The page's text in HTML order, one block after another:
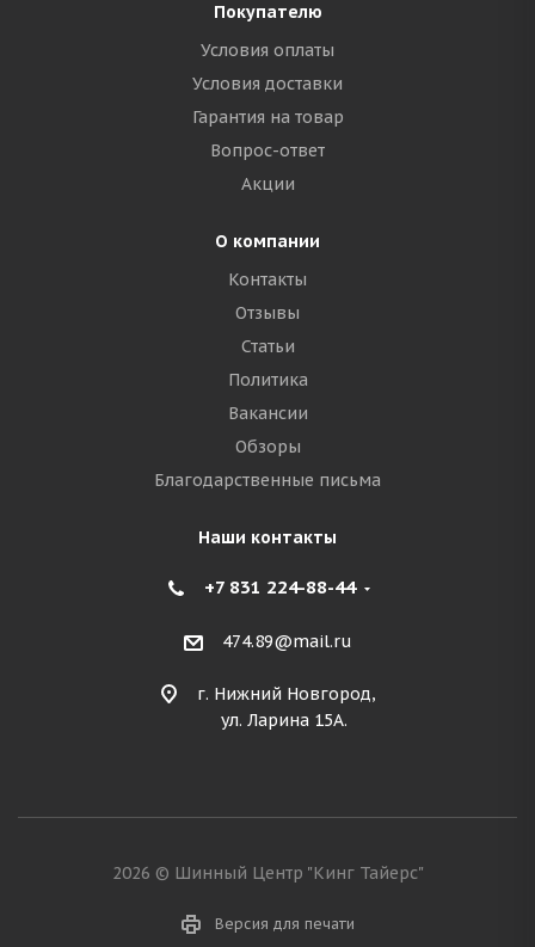
Покупателю
Условия оплаты
Условия доставки
Гарантия на товар
Вопрос-ответ
Акции
О компании
Контакты
Отзывы
Статьи
Политика
Вакансии
Обзоры
Благодарственные письма
Наши контакты
+7 831 224-88-44
474.89@mail.ru
г. Нижний Новгород,
ул. Ларина 15А.
2026 © Шинный Центр "Кинг Тайерс"
Версия для печати